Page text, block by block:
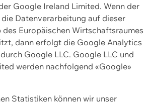
Google Ireland Limited. Wenn der
Datenverarbeitung auf dieser
des Europäischen Wirtschaftsraumes
dann erfolgt die Google Analytics
Google LLC. Google LLC und
werden nachfolgend «Google»
Statistiken können wir unser